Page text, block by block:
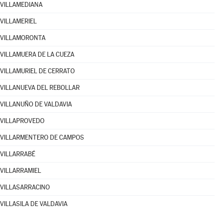
VILLAMEDIANA
VILLAMERIEL
VILLAMORONTA
VILLAMUERA DE LA CUEZA
VILLAMURIEL DE CERRATO
VILLANUEVA DEL REBOLLAR
VILLANUÑO DE VALDAVIA
VILLAPROVEDO
VILLARMENTERO DE CAMPOS
VILLARRABÉ
VILLARRAMIEL
VILLASARRACINO
VILLASILA DE VALDAVIA